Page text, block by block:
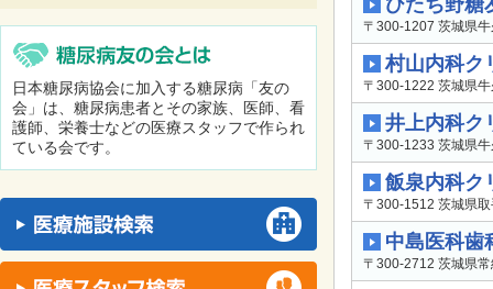
日本糖尿病協会に加入する糖尿病「友の
会」は、糖尿病患者とその家族、医師、看
護師、栄養士などの医療スタッフで作られ
ている会です。
ひたち野糖
〒300-1207 茨城県
村山内科ク
〒300-1222 茨城県
井上内科ク
〒300-1233 茨城県
飯泉内科ク
〒300-1512 茨城県
中島医科歯
〒300-2712 茨城県